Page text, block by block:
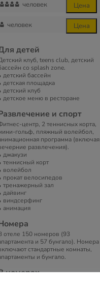
человек Цена
человек Цена
детей
клуб, teens club, детский
со splash zone.
детский бассейн
детская площадка
детский клуб
детское меню в ресторане
и спорт
центр, 2 теннисных корта,
гольф, пляжный волейбол,
программа (включая
развлечения).
джакузи
теннисный корт
волейбол
прокат велосипедов
тренажерный зал
дайвинг
виндсерфинг
анимация
отеле 150 номеров (93
и 57 бунгало). Номера
стандартные комнаты,
и бунгало.
номерах